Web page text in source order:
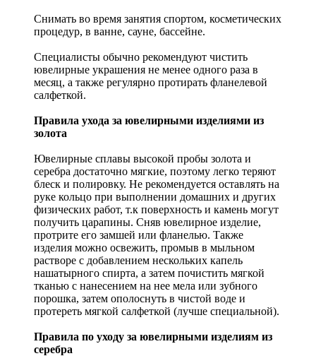
Снимать во время занятия спортом, косметических
процедур, в ванне, сауне, бассейне.
Специалисты обычно рекомендуют чистить
ювелирные украшения не менее одного раза в
месяц, а также регулярно протирать фланелевой
салфеткой.
Правила ухода за ювелирными изделиями из
золота
Ювелирные сплавы высокой пробы золота и
серебра достаточно мягкие, поэтому легко теряют
блеск и полировку. Не рекомендуется оставлять на
руке кольцо при выполнении домашних и других
физических работ, т.к поверхность и камень могут
получить царапины. Сняв ювелирное изделие,
протрите его замшей или фланелью. Также
изделия можно освежить, промыв в мыльном
растворе с добавлением нескольких капель
нашатырного спирта, а затем почистить мягкой
тканью с нанесением на нее мела или зубного
порошка, затем ополоснуть в чистой воде и
протереть мягкой салфеткой (лучше специальной).
Правила по уходу за ювелирными изделиям из
серебра